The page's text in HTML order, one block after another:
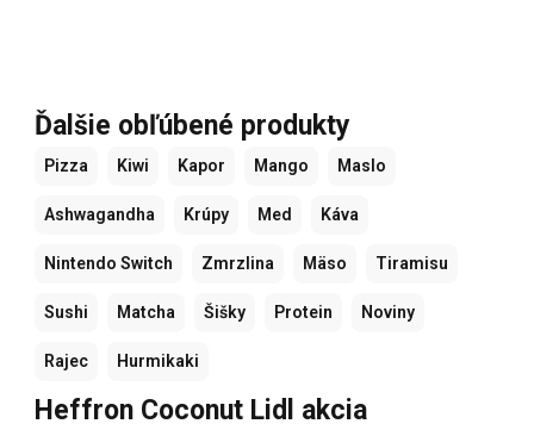
Ďalšie obľúbené produkty
Pizza Kiwi Kapor Mango Maslo
Ashwagandha Krúpy Med Káva
Nintendo Switch Zmrzlina Mäso Tiramisu
Sushi Matcha Šišky Protein Noviny
Rajec Hurmikaki
Heffron Coconut Lidl akcia